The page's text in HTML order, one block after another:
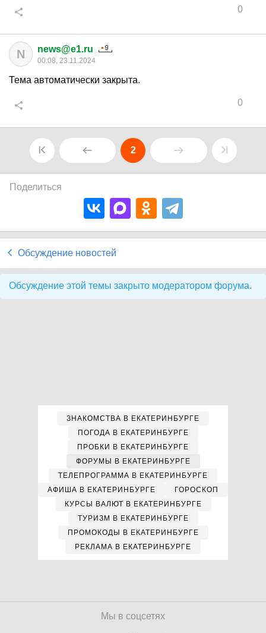
0
N news@e1.ru
00:08, 23.11.2024
Тема автоматически закрыта.
0
2
Поделиться
Обсуждение новостей
Обсуждение этой темы закрыто модератором форума.
ЗНАКОМСТВА В ЕКАТЕРИНБУРГЕ
ПОГОДА В ЕКАТЕРИНБУРГЕ
ПРОБКИ В ЕКАТЕРИНБУРГЕ
ФОРУМЫ В ЕКАТЕРИНБУРГЕ
ТЕЛЕПРОГРАММА В ЕКАТЕРИНБУРГЕ
АФИША В ЕКАТЕРИНБУРГЕ
ГОРОСКОП
КУРСЫ ВАЛЮТ В ЕКАТЕРИНБУРГЕ
ТУРИЗМ В ЕКАТЕРИНБУРГЕ
ПРОМОКОДЫ В ЕКАТЕРИНБУРГЕ
РЕКЛАМА В ЕКАТЕРИНБУРГЕ
Мы в соцсетях